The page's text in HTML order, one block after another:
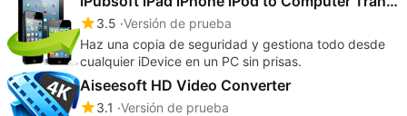
3.5 Versión de prueba
Haz una copia de seguridad y gestiona todo desde
cualquier iDevice en un PC sin prisas.
Aiseesoft HD Video Converter
3.1 Versión de prueba